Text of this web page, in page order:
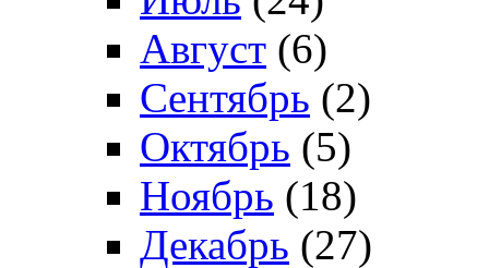
Август (6)
Сентябрь (2)
Октябрь (5)
Ноябрь (18)
Декабрь (27)